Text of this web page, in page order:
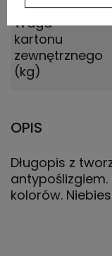
Waga
kartonu
zewnętrznego
(kg)
OPIS
Długopis z
kolorów.